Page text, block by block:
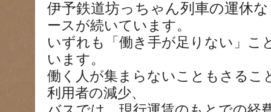
伊予鉄道坊っちゃん列車の運休
ースが続いています。
いずれも「働き手が足りない」こ
います。
働く人が集まらないこともさるこ
利用者の減少、